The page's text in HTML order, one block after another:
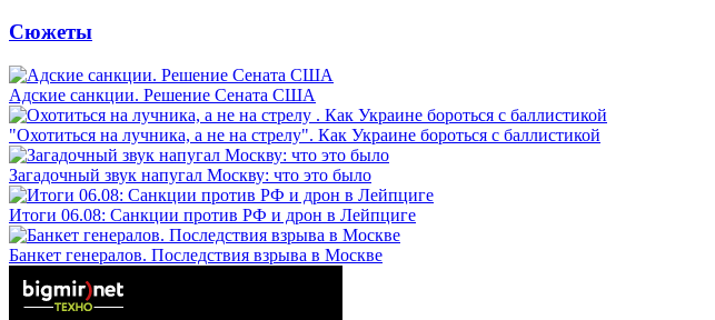
Сюжеты
Адские санкции. Решение Сената США
"Охотиться на лучника, а не на стрелу". Как Украине бороться с баллистикой
Загадочный звук напугал Москву: что это было
Итоги 06.08: Санкции против РФ и дрон в Лейпциге
Банкет генералов. Последствия взрыва в Москве